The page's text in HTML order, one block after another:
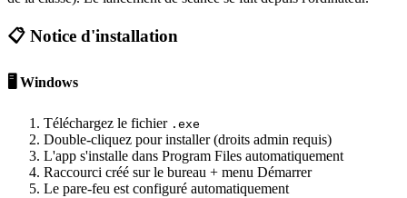
📋 Notice d'installation
🖥️ Windows
Téléchargez le fichier .exe
Double-cliquez pour installer (droits admin requis)
L'app s'installe dans Program Files automatiquement
Raccourci créé sur le bureau + menu Démarrer
Le pare-feu est configuré automatiquement